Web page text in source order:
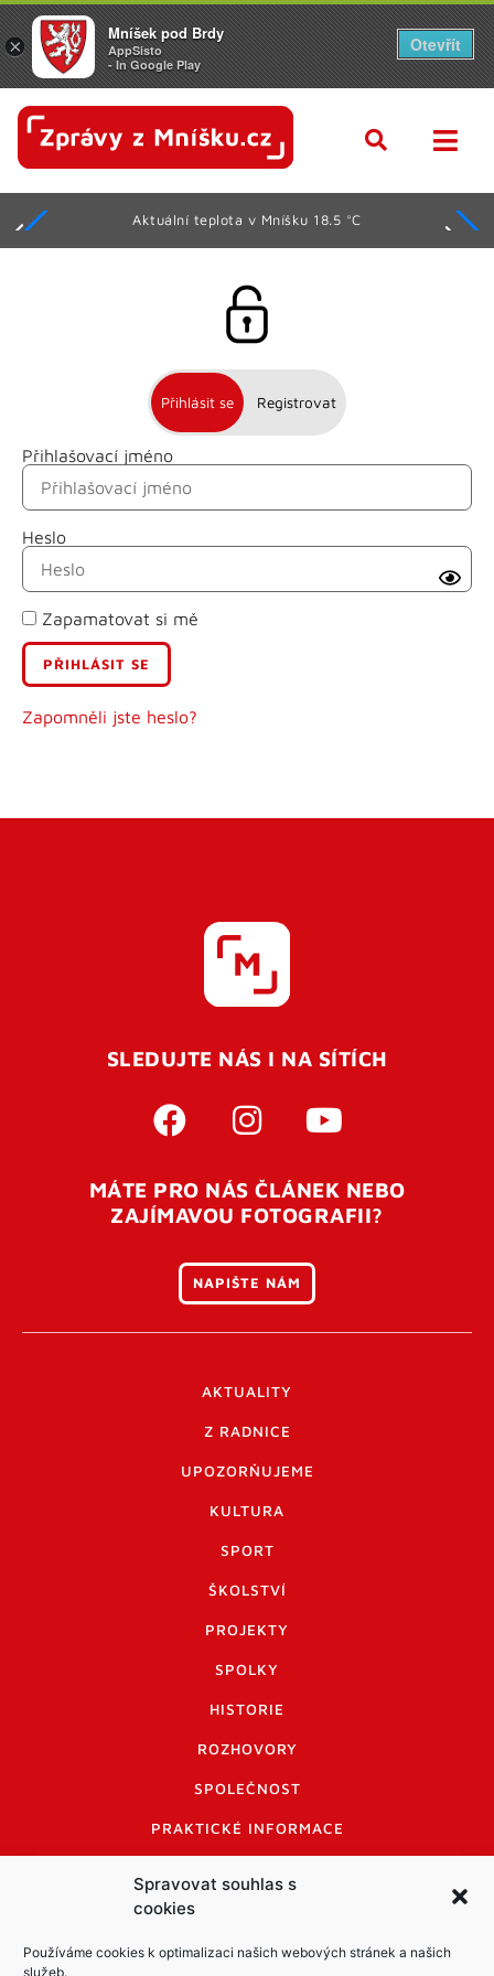
Spravovat souhlas s
cookies
Používáme cookies k optimalizaci našich webových stránek a našich
služeb.
Aktuální teplota v Mníšku 18.5 °C
Přihlásit se Registrovat
Přihlašovací jméno
Heslo
Zapamatovat si mě
Zapomněli jste heslo?
Jméno
Příjmení
E-mail
Uživatelské jméno
Pro úspěšné dokončení registrace je potřeba
vaší e-mailovouadresu. Po úspěšném odeslání
otevření tohoto odkazu se váš účet ověří a můžete se
přihlásit. Nezapomeňte zkontrolovat složku SPAM ve
SLEDUJTE NÁS I NA SÍTÍCH
MÁTE PRO NÁS ČLÁNEK NEBO
ZAJÍMAVOU FOTOGRAFII?
NAPIŠTE NÁM
AKTUALITY
Z RADNICE
UPOZORŇUJEME
KULTURA
SPORT
ŠKOLSTVÍ
PROJEKTY
SPOLKY
HISTORIE
ROZHOVORY
SPOLEČNOST
PRAKTICKÉ INFORMACE
INFORMACE A KODEX DISKUTUJÍCÍCH
LOGO A LOGO MANUÁL
×
Mníšek pod Brdy
AppSisto
- In Google Play
Otevřít